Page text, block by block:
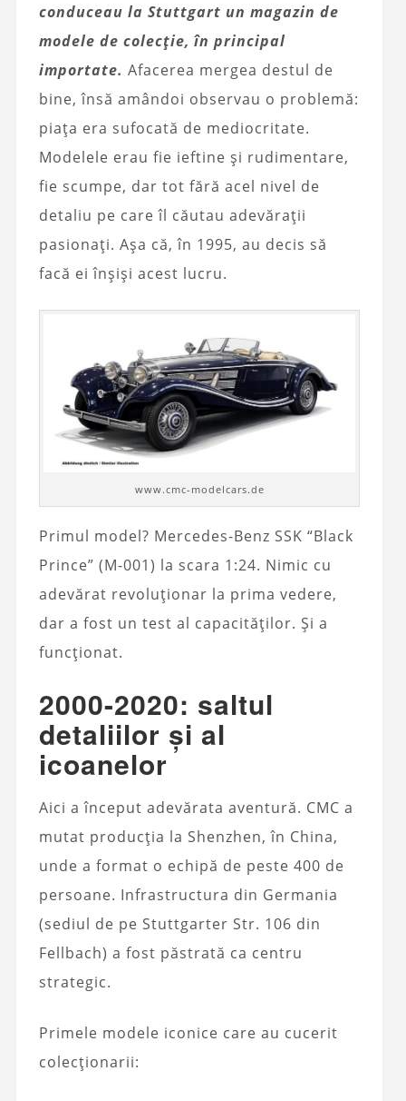
conduceau la Stuttgart un magazin de
modele de colecție, în principal
importate. Afacerea mergea destul de
bine, însă amândoi observau o problemă:
piața era sufocată de mediocritate.
Modelele erau fie ieftine și rudimentare,
fie scumpe, dar tot fără acel nivel de
detaliu pe care îl căutau adevărații
pasionați. Așa că, în 1995, au decis să
facă ei înșiși acest lucru.
www.cmc-modelcars.de
Primul model? Mercedes-Benz SSK “Black
Prince” (M-001) la scara 1:24. Nimic cu
adevărat revoluționar la prima vedere,
dar a fost un test al capacităților. Și a
funcționat.
2000-2020: saltul
detaliilor și al
icoanelor
Aici a început adevărata aventură. CMC a
mutat producția la Shenzhen, în China,
unde a format o echipă de peste 400 de
persoane. Infrastructura din Germania
(sediul de pe Stuttgarter Str. 106 din
Fellbach) a fost păstrată ca centru
strategic.
Primele modele iconice care au cucerit
colecționarii: